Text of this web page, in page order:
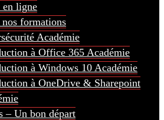
en ligne
nos formations
Académie
à Office 365 Académie
à Windows 10 Académie
à OneDrive & Sharepoint
– Un bon départ